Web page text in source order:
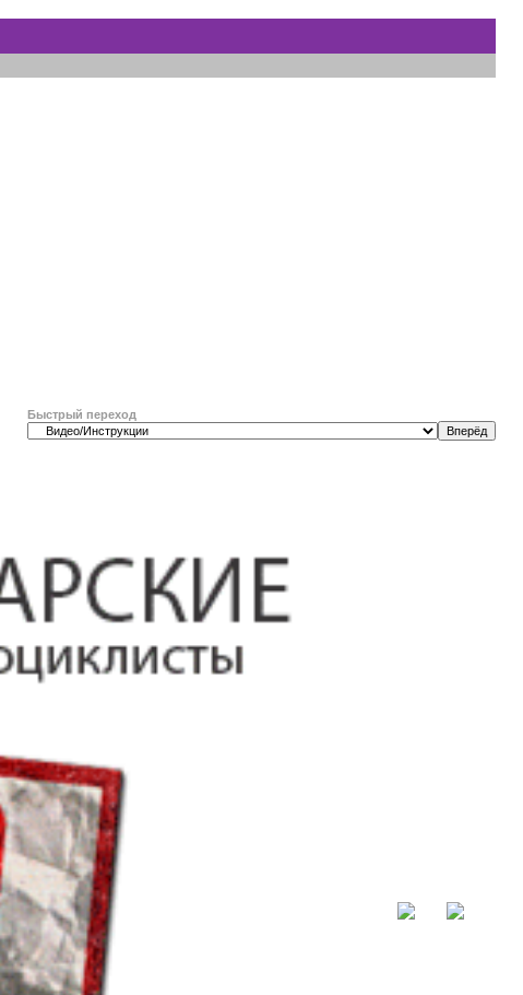
Быстрый переход